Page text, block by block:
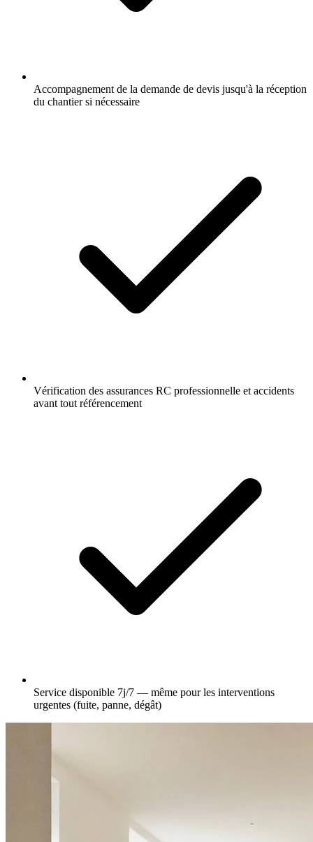
Accompagnement de la demande de devis jusqu'à la réception
du chantier si nécessaire
Vérification des assurances RC professionnelle et accidents
avant tout référencement
Service disponible 7j/7 — même pour les interventions
urgentes (fuite, panne, dégât)